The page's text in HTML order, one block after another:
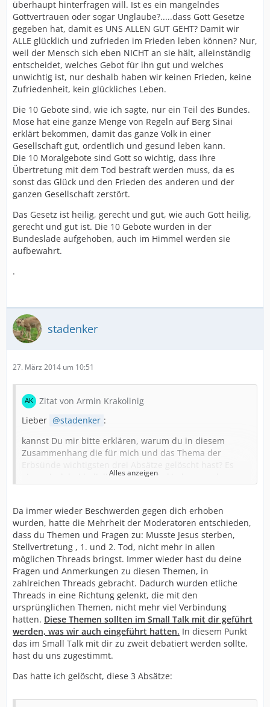
überhaupt hinterfragen will. Ist es ein mangelndes
Gottvertrauen oder sogar Unglaube?.....dass Gott Gesetze
gegeben hat, damit es UNS ALLEN GUT GEHT? Damit wir
ALLE glücklich und zufrieden im Frieden leben können? Nur,
weil der Mensch sich eben NICHT an sie hält, alleinständig
entscheidet, welches Gebot für ihn gut und welches
unwichtig ist, nur deshalb haben wir keinen Frieden, keine
Zufriedenheit, kein glückliches Leben.
Die 10 Gebote sind, wie ich sagte, nur ein Teil des Bundes.
Mose hat eine ganze Menge von Regeln auf Berg Sinai
erklärt bekommen, damit das ganze Volk in einer
Gesellschaft gut, ordentlich und gesund leben kann.
Die 10 Moralgebote sind Gott so wichtig, dass ihre
Übertretung mit dem Tod bestraft werden muss, da es
sonst das Glück und den Frieden des anderen und der
ganzen Gesellschaft zerstört.
Das Gesetz ist heilig, gerecht und gut, wie auch Gott heilig,
gerecht und gut ist. Die 10 Gebote wurden in der
Bundeslade aufgehoben, auch im Himmel werden sie
aufbewahrt.
.
stadenker
27. März 2014 um 10:51
Zitat von Armin Krakolinig
Lieber
stadenker :
kannst Du mir bitte erklären, warum du in diesem
Zusammenhang die für mich und das Thema der
ging mir dabei lediglich darum, die kirchen- und
Erbverderbenlehre und den unterschiedlichen
Interpretationen des Todes darzustellen, wie er im
Laufe der Geschichte bis heute in christlicher Theologie
erklärt wird.
Entweder willst Du nicht wahrhaben, welche
Verbindung es da wirklich gibt, oder Du zensurierst
einfach blindlings alles, was nur irgend einen Gedanken
mit dem Tod Jesu zu tun hat.
Kannst Du mich da wirklich etwas besser aufklären.
Sollte das nicht mehr zum Thema gepasst haben, dann
erstell doch einen neuen Thread zu dem Thema, denn
wenn ich das mache, löscht Du das ja gleich wieder!
Es ist ja schon wirklich unglaublich, was da abläuft,
Alles anzeigen
Da immer wieder Beschwerden gegen dich erhoben
wurden, hatte die Mehrheit der Moderatoren entschieden,
dass du Themen und Fragen zu: Musste Jesus sterben,
Stellvertretung , 1. und 2. Tod, nicht mehr in allen
möglichen Threads bringst. Immer wieder hast du deine
Fragen und Anmerkungen zu diesen Themen, in
zahlreichen Threads gebracht. Dadurch wurden etliche
Threads in eine Richtung gelenkt, die mit den
ursprünglichen Themen, nicht mehr viel Verbindung
hatten. Diese Themen sollten im Small Talk mit dir geführt
werden, was wir auch eingeführt hatten. In diesem Punkt
das im Small Talk mit dir zu zweit debatiert werden sollte,
hast du uns zugestimmt.
Das hatte ich gelöscht, diese 3 Absätze: